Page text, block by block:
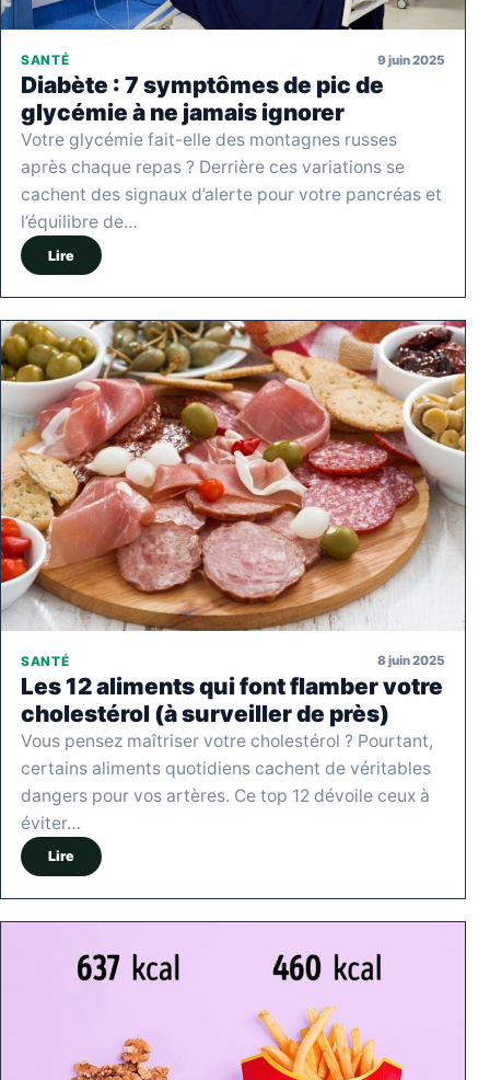
SANTÉ 9 juin 2025
Diabète : 7 symptômes de pic de
glycémie à ne jamais ignorer
Votre glycémie fait-elle des montagnes russes
après chaque repas ? Derrière ces variations se
cachent des signaux d’alerte pour votre pancréas et
l’équilibre de…
Lire
SANTÉ 8 juin 2025
Les 12 aliments qui font flamber votre
cholestérol (à surveiller de près)
Vous pensez maîtriser votre cholestérol ? Pourtant,
certains aliments quotidiens cachent de véritables
dangers pour vos artères. Ce top 12 dévoile ceux à
éviter…
Lire